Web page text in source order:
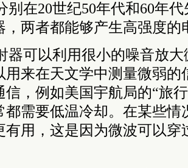
别在20世纪50年代和60年
，两者都能够产生高强度的
器可以利用很小的噪音放
用来在天文学中测量微弱的
信，例如美国宇航局的“旅
都需要低温冷却。在某些情
有用，这是因为微波可以穿